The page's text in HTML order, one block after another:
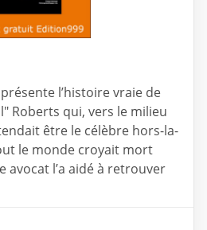
l’histoire vraie de
Roberts qui, vers le milieu
être le célèbre hors-la-
le monde croyait mort
avocat l’a aidé à retrouver